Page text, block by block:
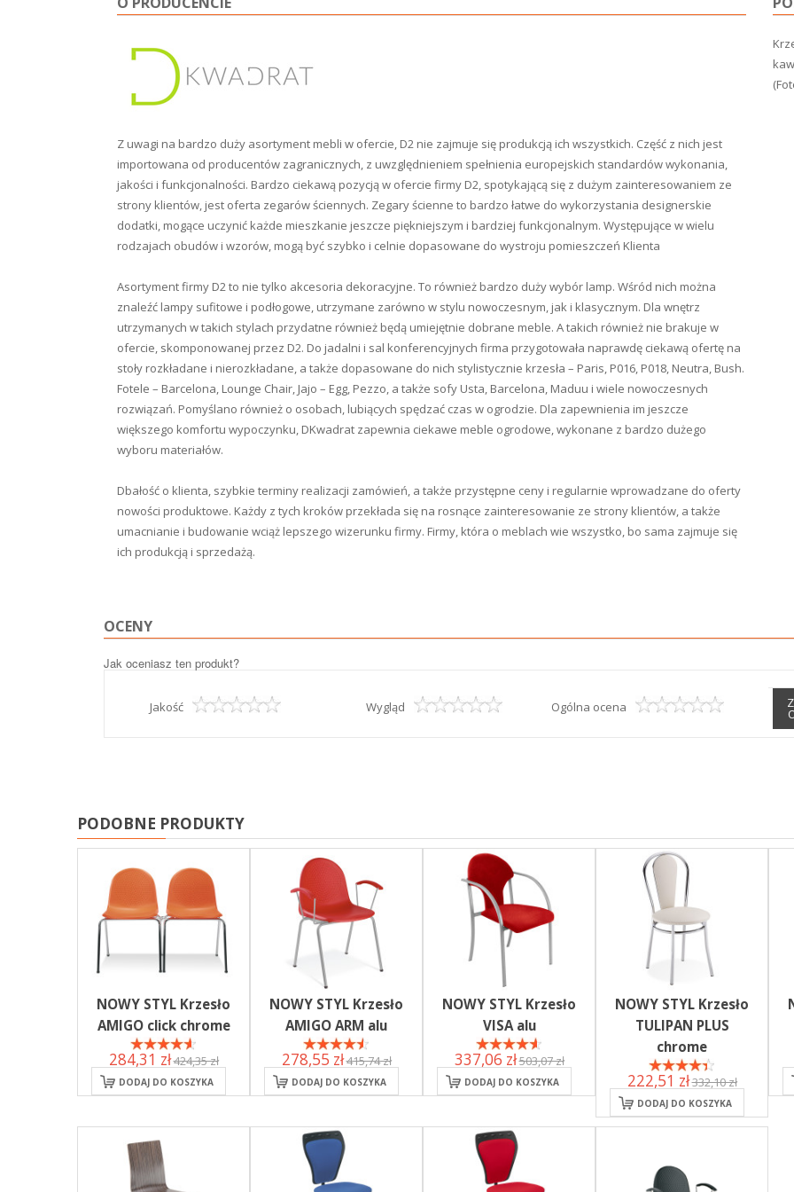
Z uwagi na bardzo duży asortyment mebli w ofercie, D2 nie zajmuje się produkcją ich wszystkich. Część z nich jest
importowana od producentów zagranicznych, z uwzględnieniem spełnienia europejskich standardów wykonania,
jakości i funkcjonalności. Bardzo ciekawą pozycją w ofercie firmy D2, spotykającą się z dużym zainteresowaniem ze
strony klientów, jest oferta zegarów ściennych. Zegary ścienne to bardzo łatwe do wykorzystania designerskie
dodatki, mogące uczynić każde mieszkanie jeszcze piękniejszym i bardziej funkcjonalnym. Występujące w wielu
rodzajach obudów i wzorów, mogą być szybko i celnie dopasowane do wystroju pomieszczeń Klienta
Asortyment firmy D2 to nie tylko akcesoria dekoracyjne. To również bardzo duży wybór lamp. Wśród nich można
znaleźć lampy sufitowe i podłogowe, utrzymane zarówno w stylu nowoczesnym, jak i klasycznym. Dla wnętrz
utrzymanych w takich stylach przydatne również będą umiejętnie dobrane meble. A takich również nie brakuje w
ofercie, skomponowanej przez D2. Do jadalni i sal konferencyjnych firma przygotowała naprawdę ciekawą ofertę na
stoły rozkładane i nierozkładane, a także dopasowane do nich stylistycznie krzesła – Paris, P016, P018, Neutra, Bush.
Fotele – Barcelona, Lounge Chair, Jajo – Egg, Pezzo, a także sofy Usta, Barcelona, Maduu i wiele nowoczesnych
rozwiązań. Pomyślano również o osobach, lubiących spędzać czas w ogrodzie. Dla zapewnienia im jeszcze
większego komfortu wypoczynku, DKwadrat zapewnia ciekawe meble ogrodowe, wykonane z bardzo dużego
wyboru materiałów.
Dbałość o klienta, szybkie terminy realizacji zamówień, a także przystępne ceny i regularnie wprowadzane do oferty
nowości produktowe. Każdy z tych kroków przekłada się na rosnące zainteresowanie ze strony klientów, a także
umacnianie i budowanie wciąż lepszego wizerunku firmy. Firmy, która o meblach wie wszystko, bo sama zajmuje się
ich produkcją i sprzedażą.
OCENY
Jak oceniasz ten produkt?
Jakość Wygląd Ogólna ocena
PODOBNE PRODUKTY
NOWY STYL Krzesło
AMIGO click chrome
284,31 zł424,35 zł
DODAJ DO KOSZYKA
NOWY STYL Krzesło
AMIGO ARM alu
278,55 zł415,74 zł
DODAJ DO KOSZYKA
NOWY STYL Krzesło
VISA alu
337,06 zł503,07 zł
DODAJ DO KOSZYKA
NOWY STYL Krzesło
TULIPAN PLUS
chrome
222,51 zł332,10 zł
DODAJ DO KOSZYKA